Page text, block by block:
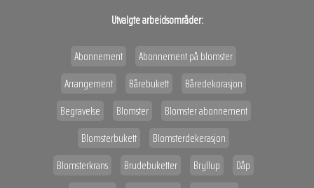
Utvalgte arbeidsområder:
Abonnement
Abonnement på blomster
Arrangement
Bårebukett
Båredekorasjon
Begravelse
Blomster
Blomster abonnement
Blomsterbukett
Blomsterdekerasjon
Blomsterkrans
Brudebuketter Bryllup
Dåp